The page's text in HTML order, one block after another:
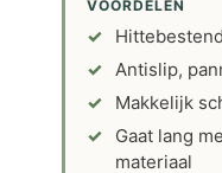
VOORDELEN
Antislip,
Makkelijk
Gaat lang
materiaal